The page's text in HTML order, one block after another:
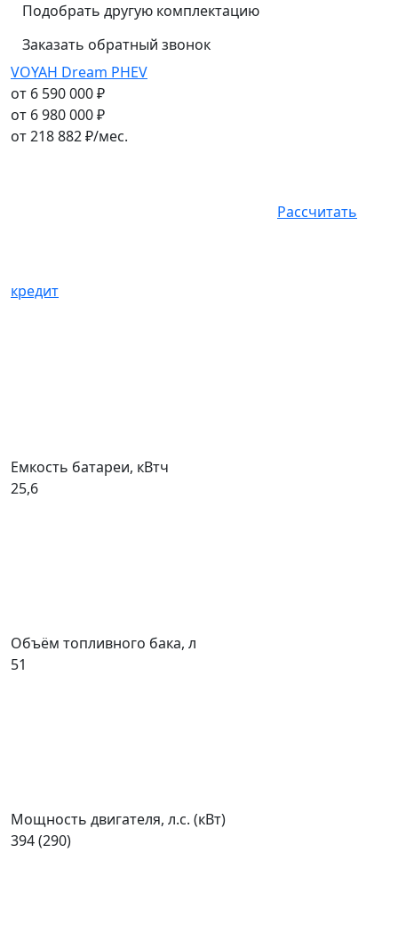
Подобрать другую комплектацию
Заказать обратный звонок
VOYAH Dream PHEV
от 6 590 000 ₽
от 6 980 000 ₽
от218 882₽/мес.
Рассчитать
кредит
Емкость батареи, кВтч
25,6
Объём топливного бака, л
51
Мощность двигателя, л.с. (кВт)
394 (290)